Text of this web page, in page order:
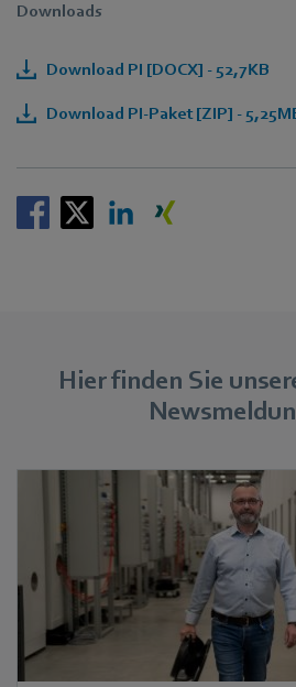
Downloads
Download PI [DOCX] - 52,7KB
Download PI-Paket [ZIP] -
Hier finden Sie